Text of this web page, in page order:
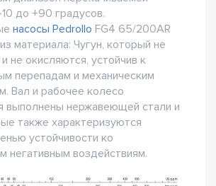
до +90 градусов.
насосы Pedrollo FG4 65/200AR
материала: Чугун, который не
не окисляются, устойчив к
перепадам и механическим
Вал и рабочее колесо
выполнены нержавеющей стали и
также характеризуются
устойчивости ко
негативным воздействиям.